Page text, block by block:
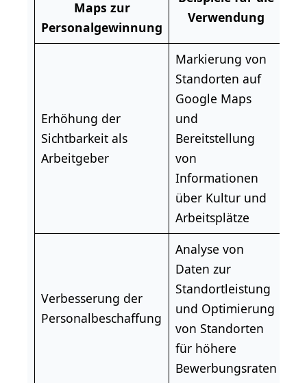
Maps zur
Personalgewinnung
Verwendung
Erhöhung der
Sichtbarkeit als
Arbeitgeber
Markierung von
Standorten auf
Google Maps
und
Bereitstellung
von
Informationen
über Kultur und
Arbeitsplätze
Verbesserung der
Personalbeschaffung
Analyse von
Daten zur
Standortleistung
und Optimierung
von Standorten
für höhere
Bewerbungsraten